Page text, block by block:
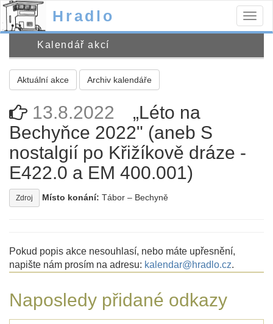
Hradlo
Kalendář akcí
Aktuální akce Archiv kalendáře
13.8.2022
„Léto na
Bechyňce 2022" (aneb S
nostalgií po Křižíkově dráze -
E422.0 a EM 400.001)
Zdroj Místo konání: Tábor – Bechyně
Pokud popis akce nesouhlasí, nebo máte upřesnění,
napište nám prosím na adresu: kalendar@hradlo.cz.
Naposledy přidané odkazy